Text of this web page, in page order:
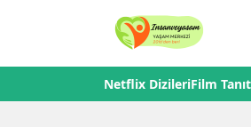
Netflix DizileriFilm